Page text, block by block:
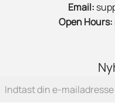
Email:
Open Hours: